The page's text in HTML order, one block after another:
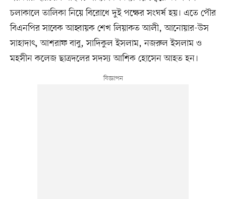
চলাকালে তালিকা নিয়ে বিরোধে দুই পক্ষের সংঘর্ষ হয়। এতে পৌর
বিএনপির সাবেক আহ্বায়ক শেখ লিয়াকত আলী, আনোয়ার-উস
সাহাদাৎ, আশরাফ বাবু, সাদিকুল ইসলাম, নজরুল ইসলাম ও
মহসীন কলেজ ছাত্রদলের সদস্য আশিক হোসেন আহত হন।